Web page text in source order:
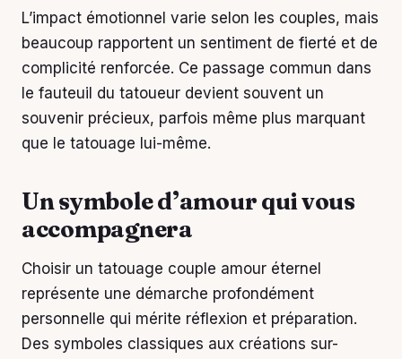
L’impact émotionnel varie selon les couples, mais
beaucoup rapportent un sentiment de fierté et de
complicité renforcée. Ce passage commun dans
le fauteuil du tatoueur devient souvent un
souvenir précieux, parfois même plus marquant
que le tatouage lui-même.
Un symbole d’amour qui vous
accompagnera
Choisir un tatouage couple amour éternel
représente une démarche profondément
personnelle qui mérite réflexion et préparation.
Des symboles classiques aux créations sur-